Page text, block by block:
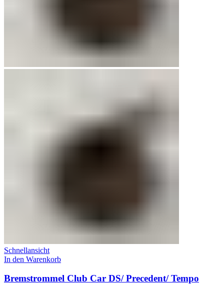
Schnellansicht
In den Warenkorb
Bremstrommel Club Car DS/ Precedent/ Tempo